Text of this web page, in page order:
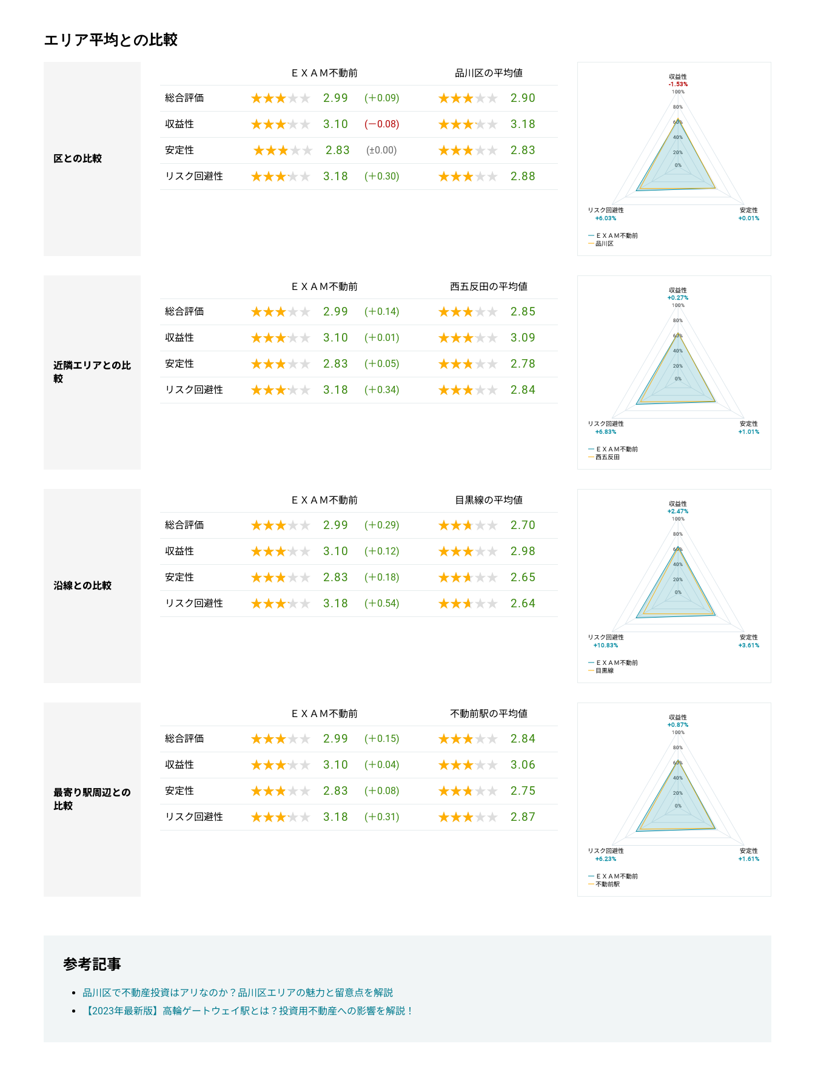
エリア平均との比較
区との比較
ＥＸＡＭ不動前 品川区の平均値
総合評価 ★★★★★
★★★★★ 2.99 (＋0.09) ★★★★★
★★★★★ 2.90
収益性 ★★★★★
★★★★★ 3.10 (－0.08) ★★★★★
★★★★★ 3.18
安定性 ★★★★★
★★★★★ 2.83 (±0.00) ★★★★★
★★★★★ 2.83
リスク回避性 ★★★★★
★★★★★ 3.18 (＋0.30) ★★★★★
★★★★★ 2.88
ＥＸＡＭ不動前と品川区の平均値の総合評価の比較
100%
80%
60%
40%
20%
0%
ＥＸＡＭ不動前
品川区
収益性
-1.53%
リスク回避性
+6.03%
安定性
+0.01%
近隣エリアとの比
較
ＥＸＡＭ不動前 西五反田の平均値
総合評価 ★★★★★
★★★★★ 2.99 (＋0.14) ★★★★★
★★★★★ 2.85
収益性 ★★★★★
★★★★★ 3.10 (＋0.01) ★★★★★
★★★★★ 3.09
安定性 ★★★★★
★★★★★ 2.83 (＋0.05) ★★★★★
★★★★★ 2.78
リスク回避性 ★★★★★
★★★★★ 3.18 (＋0.34) ★★★★★
★★★★★ 2.84
ＥＸＡＭ不動前と西五反田の平均値の総合評価の比較
100%
80%
60%
40%
20%
0%
ＥＸＡＭ不動前
西五反田
収益性
+0.27%
リスク回避性
+6.83%
安定性
+1.01%
沿線との比較
ＥＸＡＭ不動前 目黒線の平均値
総合評価 ★★★★★
★★★★★ 2.99 (＋0.29) ★★★★★
★★★★★ 2.70
収益性 ★★★★★
★★★★★ 3.10 (＋0.12) ★★★★★
★★★★★ 2.98
安定性 ★★★★★
★★★★★ 2.83 (＋0.18) ★★★★★
★★★★★ 2.65
リスク回避性 ★★★★★
★★★★★ 3.18 (＋0.54) ★★★★★
★★★★★ 2.64
ＥＸＡＭ不動前と目黒線の平均値の総合評価の比較
100%
80%
60%
40%
20%
0%
ＥＸＡＭ不動前
目黒線
収益性
+2.47%
リスク回避性
+10.83%
安定性
+3.61%
最寄り駅周辺との
比較
ＥＸＡＭ不動前 不動前駅の平均値
総合評価 ★★★★★
★★★★★ 2.99 (＋0.15) ★★★★★
★★★★★ 2.84
収益性 ★★★★★
★★★★★ 3.10 (＋0.04) ★★★★★
★★★★★ 3.06
安定性 ★★★★★
★★★★★ 2.83 (＋0.08) ★★★★★
★★★★★ 2.75
リスク回避性 ★★★★★
★★★★★ 3.18 (＋0.31) ★★★★★
★★★★★ 2.87
ＥＸＡＭ不動前と不動前駅の平均値の総合評価の比較
100%
80%
60%
40%
20%
0%
ＥＸＡＭ不動前
不動前駅
収益性
+0.87%
リスク回避性
+6.23%
安定性
+1.61%
参考記事
品川区で不動産投資はアリなのか？品川区エリアの魅力と留意点を解説
【2023年最新版】高輪ゲートウェイ駅とは？投資用不動産への影響を解説！